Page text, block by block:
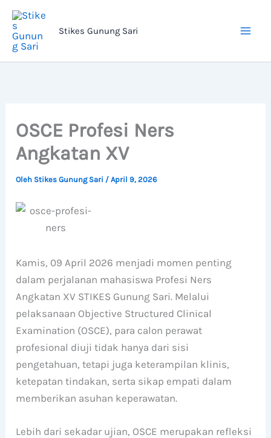
Lewati
konten
Stikes Gunung Sari
OSCE Profesi Ners
Angkatan XV
Oleh Stikes Gunung Sari /April 9, 2026
Kamis, 09 April 2026 menjadi momen penting
dalam perjalanan mahasiswa Profesi Ners
Angkatan XV STIKES Gunung Sari. Melalui
pelaksanaan Objective Structured Clinical
Examination (OSCE), para calon perawat
profesional diuji tidak hanya dari sisi
pengetahuan, tetapi juga keterampilan klinis,
ketepatan tindakan, serta sikap empati dalam
memberikan asuhan keperawatan.
Lebih dari sekadar ujian, OSCE merupakan refleksi